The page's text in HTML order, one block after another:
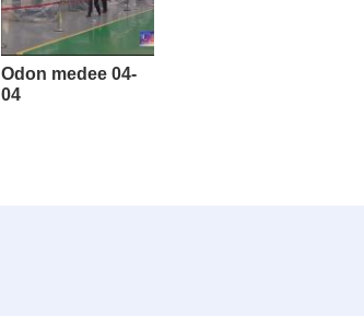
Odon medee 04-
04